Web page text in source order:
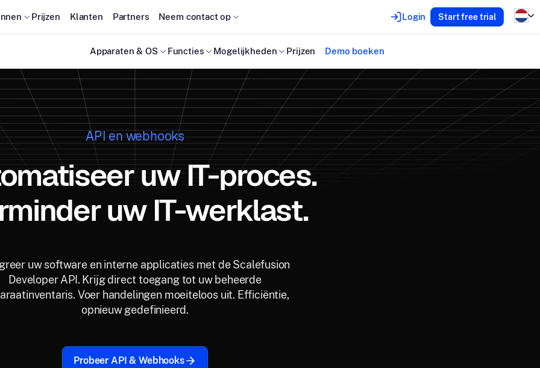
Prijzen Klanten Partners Neem contact op Login Start free trial
Apparaten & OS Functies Mogelijkheden Prijzen Demo boeken
API en webhooks
uw IT-proces.
uw IT-werklast.
uw software en interne applicaties met de Scalefusion
Developer API. Krijg direct toegang tot uw beheerde
Voer handelingen moeiteloos uit. Efficiëntie,
opnieuw gedefinieerd.
Probeer API & Webhooks